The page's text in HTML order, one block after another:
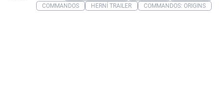
COMMANDOS
HERNÍ TRAILER COMMANDOS: ORIGINS